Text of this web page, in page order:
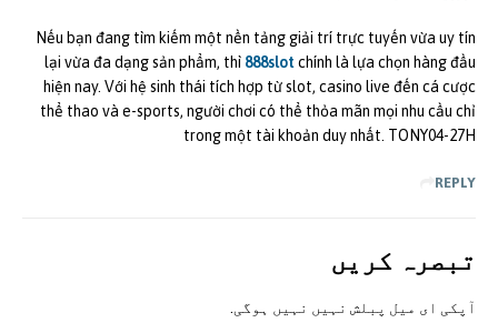
Nếu bạn đang tìm kiếm một nền tảng giải trí trực tuyến vừa uy tín
lại vừa đa dạng sản phẩm, thì 888slotchính là lựa chọn hàng đầu
hiện nay. Với hệ sinh thái tích hợp từ slot, casino live đến cá cược
thể thao và e-sports, người chơi có thể thỏa mãn mọi nhu cầu chỉ
trong một tài khoản duy nhất. TONY04-27H
REPLY
تبصرہ کريں
آپکی ای ميل پبلش نہيں نہيں ہوگی.